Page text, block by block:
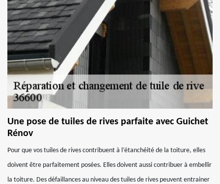
Une pose de tuiles de rives parfaite avec Guichet
Rénov
Pour que vos tuiles de rives contribuent à l’étanchéité de la toiture, elles
doivent être parfaitement posées. Elles doivent aussi contribuer à embellir
la toiture. Des défaillances au niveau des tuiles de rives peuvent entrainer